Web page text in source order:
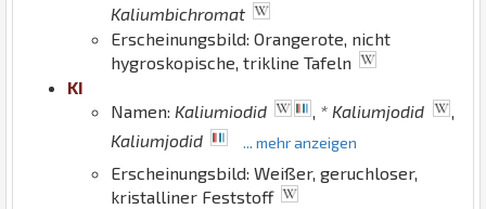
Kaliumbichromat
Erscheinungsbild: Orangerote, nicht
hygroskopische, trikline Tafeln
KI
Namen: Kaliumiodid , * Kaliumjodid
,
Kaliumjodid
... mehr anzeigen
Erscheinungsbild: Weißer, geruchloser,
kristalliner Feststoff